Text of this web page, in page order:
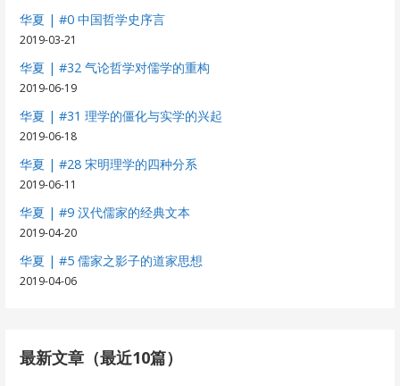
华夏 | #0 中国哲学史序言
2019-03-21
华夏 | #32 气论哲学对儒学的重构
2019-06-19
华夏 | #31 理学的僵化与实学的兴起
2019-06-18
华夏 | #28 宋明理学的四种分系
2019-06-11
华夏 | #9 汉代儒家的经典文本
2019-04-20
华夏 | #5 儒家之影子的道家思想
2019-04-06
最新文章（最近10篇）